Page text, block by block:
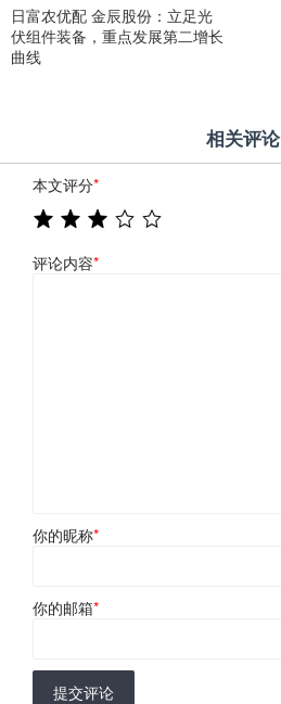
日富农优配 金辰股份：立足光
伏组件装备，重点发展第二增长
曲线
相关评论
本文评分*
评论内容*
你的昵称*
你的邮箱*
提交评论